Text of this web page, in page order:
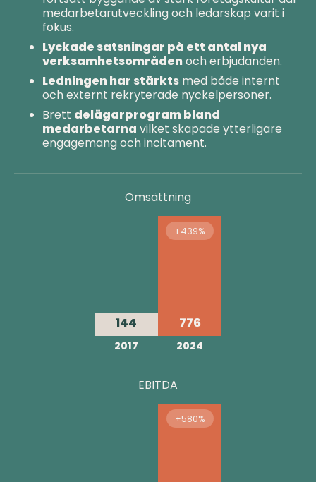
medarbetarutveckling och ledarskap varit i
fokus.
Lyckade satsningar på ett antal nya
verksamhetsområdenoch erbjudanden.
Ledningen har stärkts med både internt
och externt rekryterade nyckelpersoner.
Brett delägarprogram bland
medarbetarna vilket skapade ytterligare
engagemang och incitament.
Omsättning
2017
144
2024
776
+439%
EBITDA
+580%